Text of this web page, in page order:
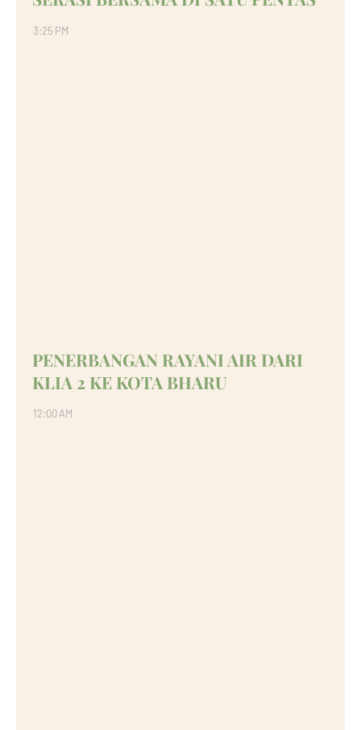
3:25 PM
PENERBANGAN RAYANI AIR DARI
KLIA 2 KE KOTA BHARU
12:00 AM